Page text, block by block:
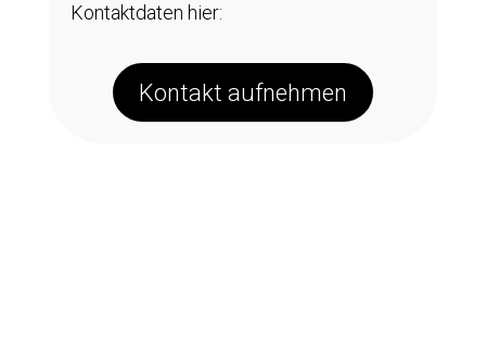
Kontaktdaten hier:
Kontakt aufnehmen